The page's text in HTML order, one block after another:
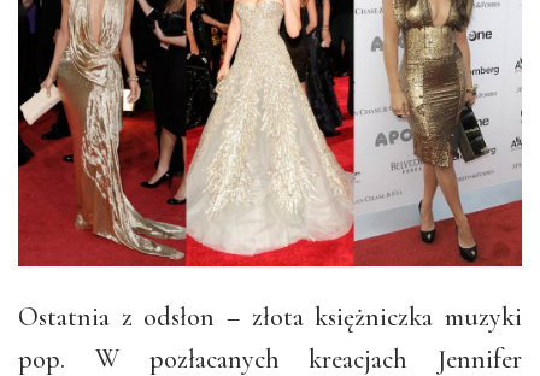
Ostatnia z odsłon – złota księżniczka muzyki
pop. W pozłacanych kreacjach Jennifer